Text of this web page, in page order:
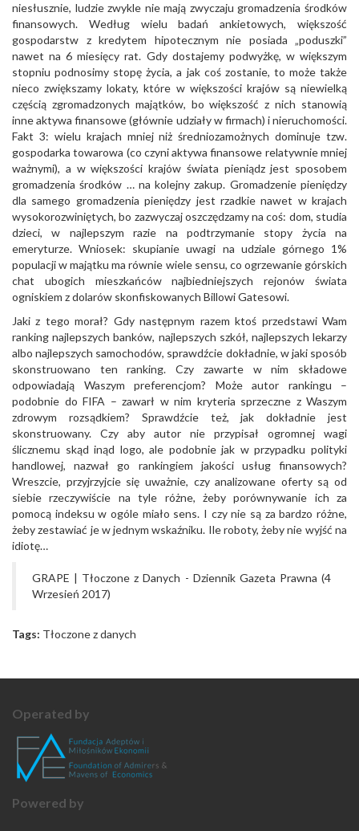
niesłusznie, ludzie zwykle nie mają zwyczaju gromadzenia środków
finansowych. Według wielu badań ankietowych, większość
gospodarstw z kredytem hipotecznym nie posiada „poduszki”
nawet na 6 miesięcy rat. Gdy dostajemy podwyżkę, w większym
stopniu podnosimy stopę życia, a jak coś zostanie, to może także
nieco zwiększamy lokaty, które w większości krajów są niewielką
częścią zgromadzonych majątków, bo większość z nich stanowią
inne aktywa finansowe (głównie udziały w firmach) i nieruchomości.
Fakt 3: wielu krajach mniej niż średniozamożnych dominuje tzw.
gospodarka towarowa (co czyni aktywa finansowe relatywnie mniej
ważnymi), a w większości krajów świata pieniądz jest sposobem
gromadzenia środków … na kolejny zakup. Gromadzenie pieniędzy
dla samego gromadzenia pieniędzy jest rzadkie nawet w krajach
wysokorozwiniętych, bo zazwyczaj oszczędzamy na coś: dom, studia
dzieci, w najlepszym razie na podtrzymanie stopy życia na
emeryturze. Wniosek: skupianie uwagi na udziale górnego 1%
populacji w majątku ma równie wiele sensu, co ogrzewanie górskich
chat ubogich mieszkańców najbiedniejszych rejonów świata
ogniskiem z dolarów skonfiskowanych Billowi Gatesowi.
Jaki z tego morał? Gdy następnym razem ktoś przedstawi Wam
ranking najlepszych banków, najlepszych szkół, najlepszych lekarzy
albo najlepszych samochodów, sprawdźcie dokładnie, w jaki sposób
skonstruowano ten ranking. Czy zawarte w nim składowe
odpowiadają Waszym preferencjom? Może autor rankingu –
podobnie do FIFA – zawarł w nim kryteria sprzeczne z Waszym
zdrowym rozsądkiem? Sprawdźcie też, jak dokładnie jest
skonstruowany. Czy aby autor nie przypisał ogromnej wagi
ślicznemu skąd inąd logo, ale podobnie jak w przypadku polityki
handlowej, nazwał go rankingiem jakości usług finansowych?
Wreszcie, przyjrzyjcie się uważnie, czy analizowane oferty są od
siebie rzeczywiście na tyle różne, żeby porównywanie ich za
pomocą indeksu w ogóle miało sens. I czy nie są za bardzo różne,
żeby zestawiać je w jednym wskaźniku. Ile roboty, żeby nie wyjść na
idiotę…
GRAPE | Tłoczone z Danych - Dziennik Gazeta Prawna (4
Wrzesień 2017)
Tags: Tłoczone z danych
Operated by
Powered by